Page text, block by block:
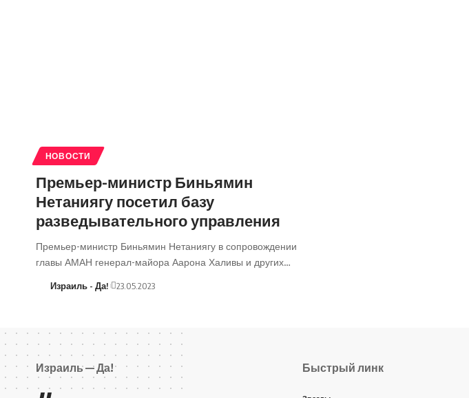
НОВОСТИ
Премьер-министр Биньямин
Нетаниягу посетил базу
разведывательного управления
Премьер-министр Биньямин Нетаниягу в сопровождении
главы АМАН генерал-майора Аарона Халивы и других…
Израиль - Да! 23.05.2023
Израиль — Да! Быстрый линк